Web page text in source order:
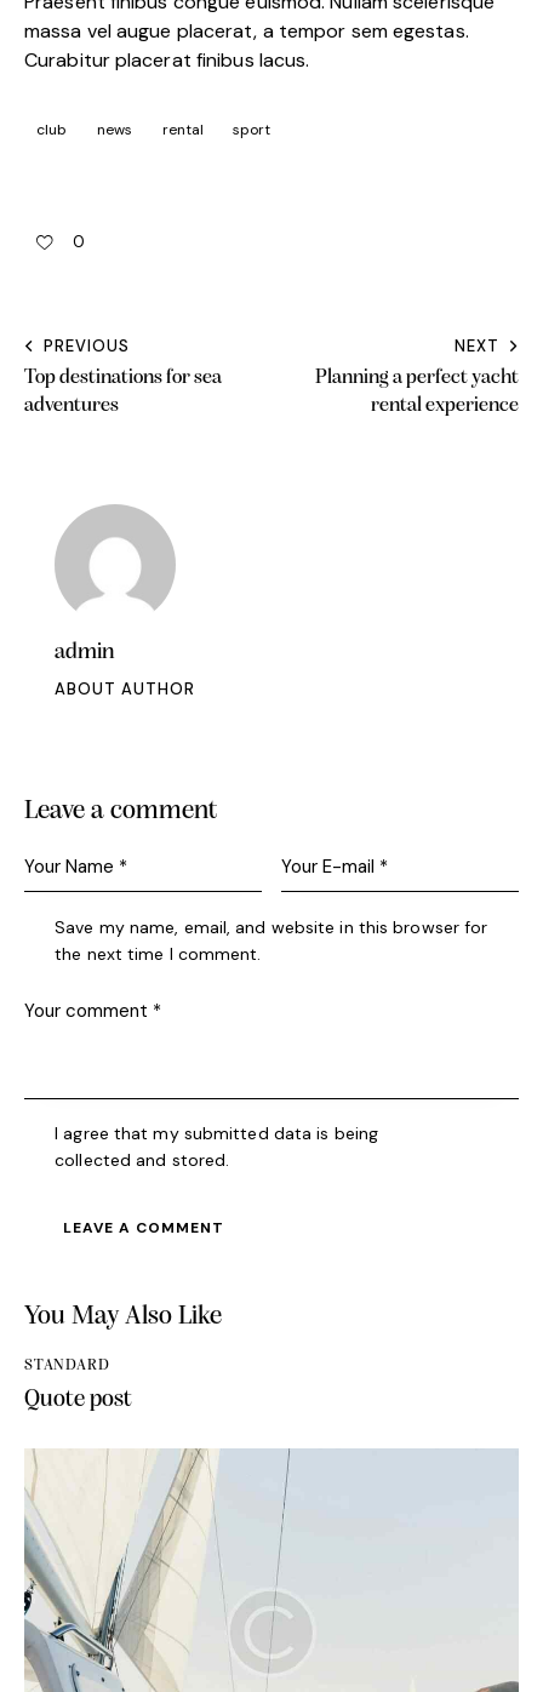
massa vel augue placerat, a tempor sem egestas.
Curabitur placerat finibus lacus.
club news rental sport
0
PREVIOUS
Top destinations for sea
adventures
NEXT
Planning a perfect yacht
rental experience
admin
ABOUT AUTHOR
Leave a comment
Save my name, email, and website in this browser for
the next time I comment.
I agree that my submitted data is being
collected and stored.
You May Also Like
STANDARD
Quote post